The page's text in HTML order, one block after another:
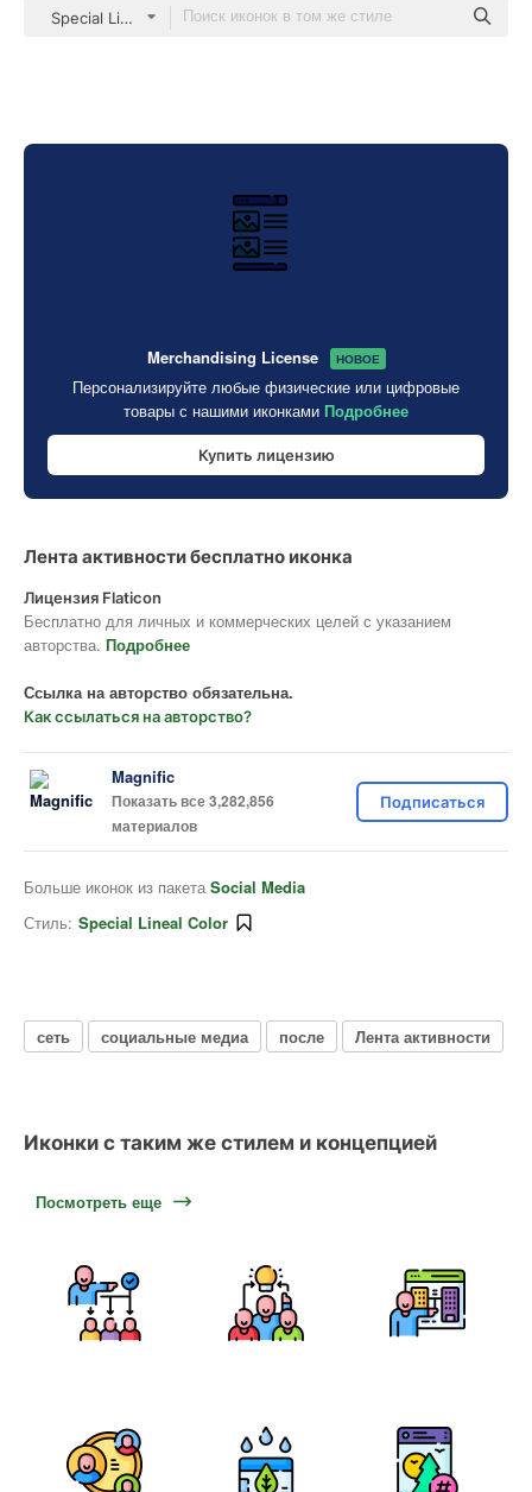
Special Lineal color
Merchandising License НОВОЕ
Персонализируйте любые физические или цифровые
товары с нашими иконками Подробнее
Купить лицензию
Лента активности бесплатно иконка
Лицензия Flaticon
Бесплатно для личных и коммерческих целей с указанием
авторства. Подробнее
Ссылка на авторство обязательна.
Как ссылаться на авторство?
Magnific
Показать все 3,282,856
материалов
Подписаться
Больше иконок из пакета Social Media
Стиль: Special Lineal Color
сеть социальные медиа после Лента активности
Иконки с таким же стилем и концепцией
Посмотреть еще